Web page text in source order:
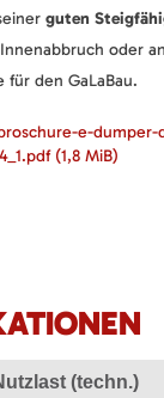
guten
oder
für den GaLaBau.
e-dumper-
(1,8 MiB)
(techn.)